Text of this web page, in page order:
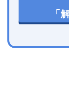
「